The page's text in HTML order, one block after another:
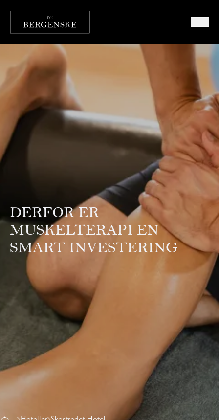
DERFOR ER
MUSKELTERAPI EN
SMART INVESTERING